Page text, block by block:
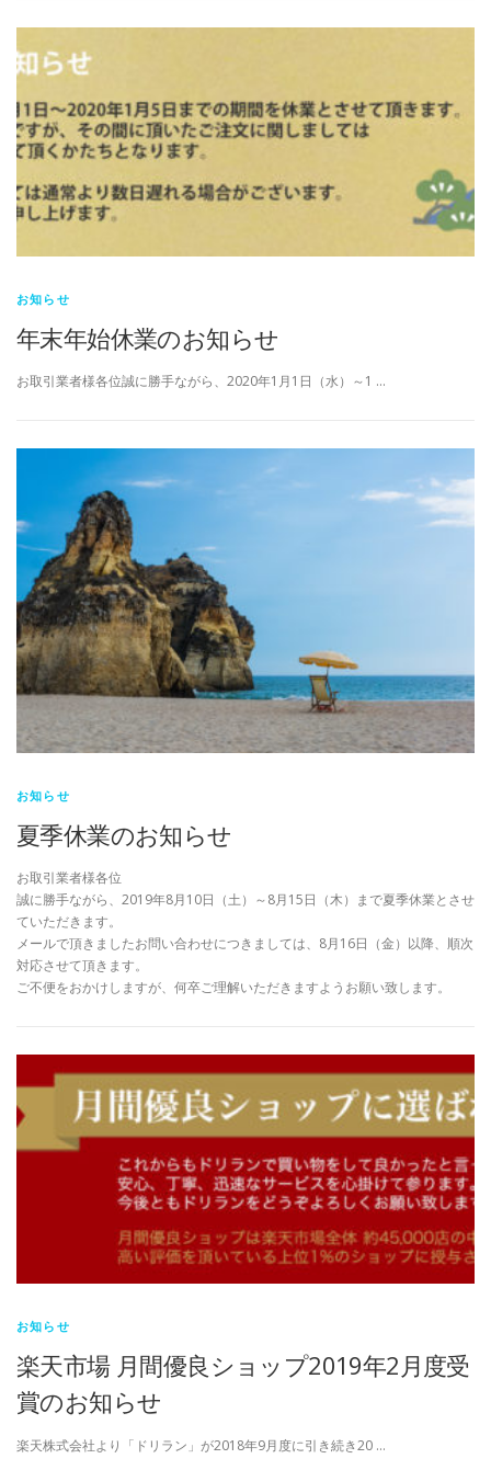
お知らせ
年末年始休業のお知らせ
お取引業者様各位誠に勝手ながら、2020年1月1日（水）～1 …
お知らせ
夏季休業のお知らせ
お取引業者様各位
誠に勝手ながら、2019年8月10日（土）～8月15日（木）まで夏季休業とさせ
ていただきます。
メールで頂きましたお問い合わせにつきましては、8月16日（金）以降、順次
対応させて頂きます。
ご不便をおかけしますが、何卒ご理解いただきますようお願い致します。
お知らせ
楽天市場 月間優良ショップ2019年2月度受
賞のお知らせ
楽天株式会社より「ドリラン」が2018年9月度に引き続き20 …